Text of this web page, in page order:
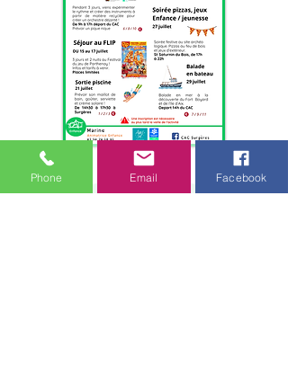
Phone Email Facebook